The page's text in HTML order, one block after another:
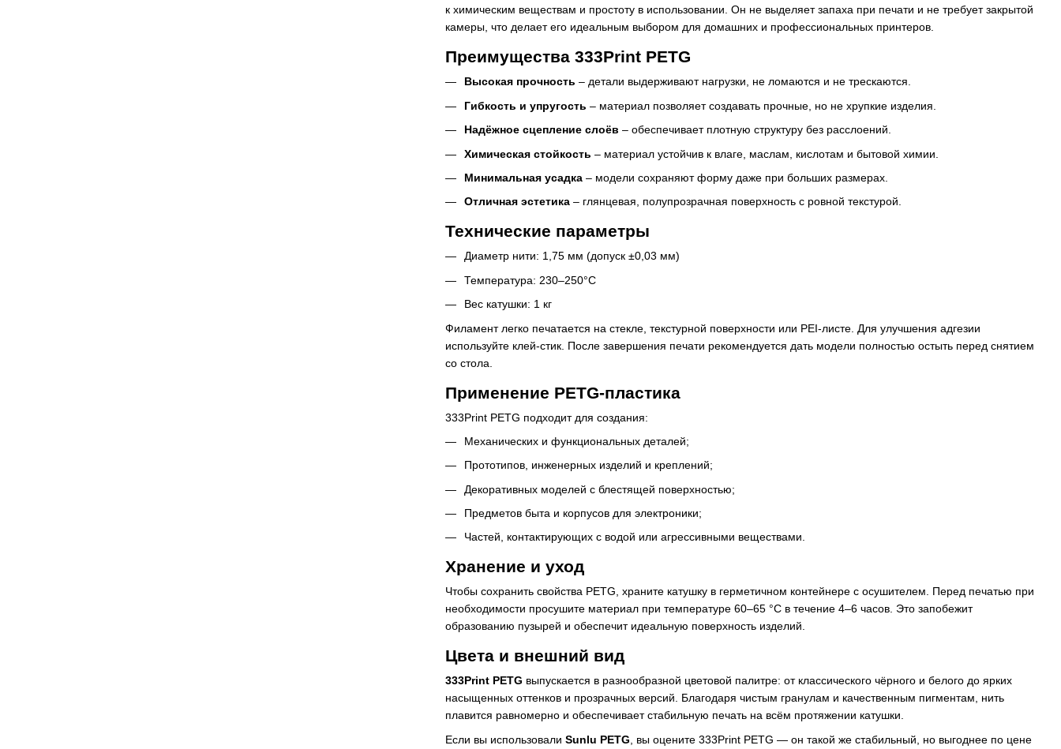
к химическим веществам и простоту в использовании. Он не выделяет запаха при печати и не требует закрытой
камеры, что делает его идеальным выбором для домашних и профессиональных принтеров.
Преимущества 333Print PETG
Высокая прочность – детали выдерживают нагрузки, не ломаются и не трескаются.
Гибкость и упругость – материал позволяет создавать прочные, но не хрупкие изделия.
Надёжное сцепление слоёв – обеспечивает плотную структуру без расслоений.
Химическая стойкость – материал устойчив к влаге, маслам, кислотам и бытовой химии.
Минимальная усадка– модели сохраняют форму даже при больших размерах.
Отличная эстетика– глянцевая, полупрозрачная поверхность с ровной текстурой.
Технические параметры
Диаметр нити: 1,75 мм (допуск ±0,03 мм)
Температура: 230–250°C
Вес катушки: 1 кг
Филамент легко печатается на стекле, текстурной поверхности или PEI-листе. Для улучшения адгезии
используйте клей-стик. После завершения печати рекомендуется дать модели полностью остыть перед снятием
со стола.
Применение PETG-пластика
333Print PETG подходит для создания:
Механических и функциональных деталей;
Прототипов, инженерных изделий и креплений;
Декоративных моделей с блестящей поверхностью;
Предметов быта и корпусов для электроники;
Частей, контактирующих с водой или агрессивными веществами.
Хранение и уход
Чтобы сохранить свойства PETG, храните катушку в герметичном контейнере с осушителем. Перед печатью при
необходимости просушите материал при температуре 60–65 °C в течение 4–6 часов. Это запобежит
образованию пузырей и обеспечит идеальную поверхность изделий.
Цвета и внешний вид
333Print PETG выпускается в разнообразной цветовой палитре: от классического чёрного и белого до ярких
насыщенных оттенков и прозрачных версий. Благодаря чистым гранулам и качественным пигментам, нить
плавится равномерно и обеспечивает стабильную печать на всём протяжении катушки.
Если вы использовали Sunlu PETG , вы оцените 333Print PETG — он такой же стабильный, но выгоднее по цене